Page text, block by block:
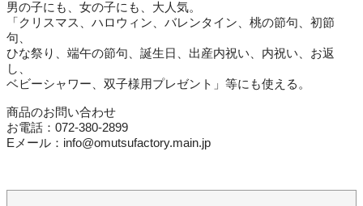
男の子にも、女の子にも、大人気。
「クリスマス、ハロウィン、バレンタイン、桃の節句、初節
句、
ひな祭り、端午の節句、誕生日、出産内祝い、内祝い、お返
し、
ベビーシャワー、双子様用プレゼント」等にも使える。
商品のお問い合わせ
お電話：072-380-2899
Eメール：info@omutsufactory.main.jp